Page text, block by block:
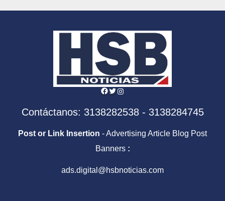
Facebook
Twitter
Instagram
Contáctanos: 3138282538 - 3138284745
Post or Link Insertion - Advertising Article Blog Post
Banners :
ads.digital@hsbnoticias.com